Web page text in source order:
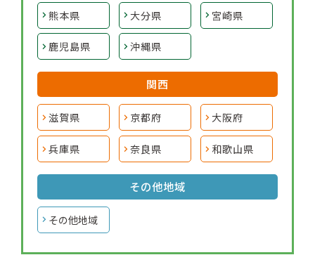
熊本県 大分県 宮崎県
鹿児島県 沖縄県
関西
滋賀県 京都府 大阪府
兵庫県 奈良県 和歌山県
その他地域
その他地域